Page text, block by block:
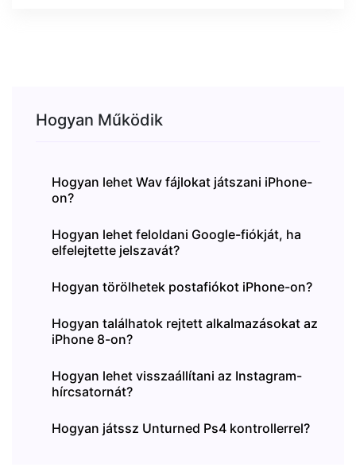
Hogyan Működik
Hogyan lehet Wav fájlokat játszani iPhone-
on?
Hogyan lehet feloldani Google-fiókját, ha
elfelejtette jelszavát?
Hogyan törölhetek postafiókot iPhone-on?
Hogyan találhatok rejtett alkalmazásokat az
iPhone 8-on?
Hogyan lehet visszaállítani az Instagram-
hírcsatornát?
Hogyan játssz Unturned Ps4 kontrollerrel?